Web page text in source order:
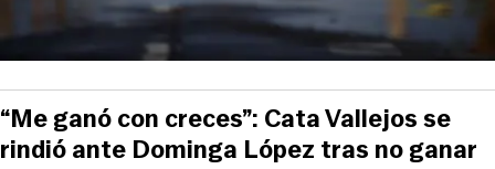
“Me ganó con creces”: Cata Vallejos se
rindió ante Dominga López tras no ganar